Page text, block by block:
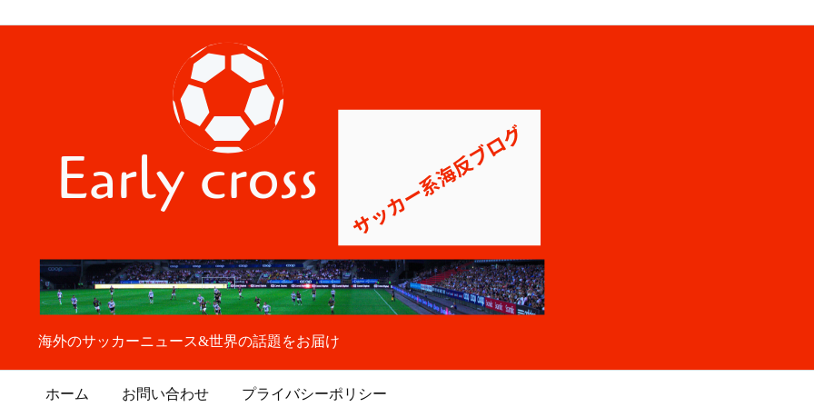
海外のサッカーニュース&世界の話題をお届け
ホーム お問い合わせ プライバシーポリシー